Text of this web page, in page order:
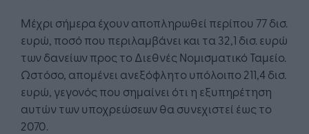
Μέχρι σήμερα έχουν αποπληρωθεί περίπου 77 δισ.
ευρώ, ποσό που περιλαμβάνει και τα 32,1 δισ. ευρώ
των δανείων προς το Διεθνές Νομισματικό Ταμείο.
Ωστόσο, απομένει ανεξόφλητο υπόλοιπο 211,4 δισ.
ευρώ, γεγονός που σημαίνει ότι η εξυπηρέτηση
αυτών των υποχρεώσεων θα συνεχιστεί έως το
2070.